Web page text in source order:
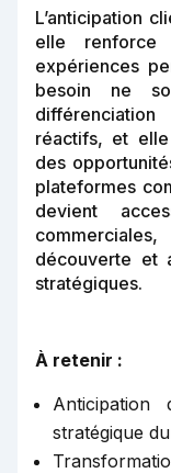
L’anticipation
elle
expériences
besoin ne
réactifs, et elle
des
plateformes
devient
découverte et
stratégiques.
À retenir :
Anticipation
stratégique